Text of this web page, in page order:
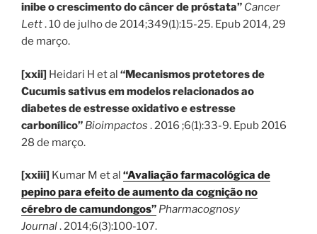
inibe o crescimento do câncer de próstata” Cancer
Lett. 10 de julho de 2014;349(1):15-25. Epub 2014, 29
de março.
[xxii] Heidari H et al “Mecanismos protetores de
Cucumis sativus em modelos relacionados ao
diabetes de estresse oxidativo e estresse
carbonílico” Bioimpactos . 2016 ;6(1):33-9. Epub 2016
28 de março.
[xxiii] Kumar M et al “Avaliação farmacológica de
pepino para efeito de aumento da cognição no
cérebro de camundongos” Pharmacognosy
Journal. 2014;6(3):100-107.